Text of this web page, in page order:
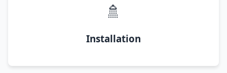
🚿
Installation